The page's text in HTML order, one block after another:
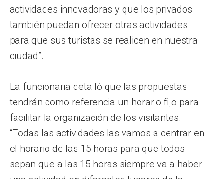
actividades innovadoras y que los privados
también puedan ofrecer otras actividades
para que sus turistas se realicen en nuestra
ciudad”.
La funcionaria detalló que las propuestas
tendrán como referencia un horario fijo para
facilitar la organización de los visitantes.
“Todas las actividades las vamos a centrar en
el horario de las 15 horas para que todos
sepan que a las 15 horas siempre va a haber